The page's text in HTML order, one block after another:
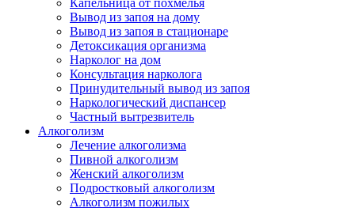
Капельница от похмелья
Вывод из запоя на дому
Вывод из запоя в стационаре
Детоксикация организма
Нарколог на дом
Консультация нарколога
Принудительный вывод из запоя
Наркологический диспансер
Частный вытрезвитель
Алкоголизм
Лечение алкоголизма
Пивной алкоголизм
Женский алкоголизм
Подростковый алкоголизм
Алкоголизм пожилых